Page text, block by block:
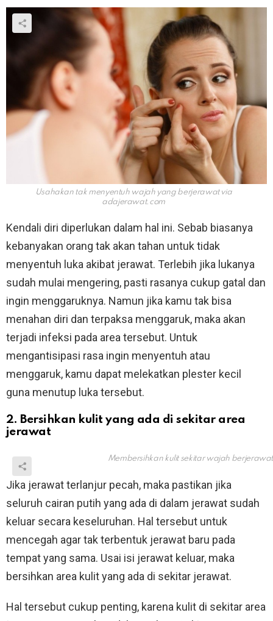
Usahakan tak menyentuh wajah yang berjerawat via
adajerawat.com
Kendali diri diperlukan dalam hal ini. Sebab biasanya
kebanyakan orang tak akan tahan untuk tidak
menyentuh luka akibat jerawat. Terlebih jika lukanya
sudah mulai mengering, pasti rasanya cukup gatal dan
ingin menggaruknya. Namun jika kamu tak bisa
menahan diri dan terpaksa menggaruk, maka akan
terjadi infeksi pada area tersebut. Untuk
mengantisipasi rasa ingin menyentuh atau
menggaruk, kamu dapat melekatkan plester kecil
guna menutup luka tersebut.
2. Bersihkan kulit yang ada di sekitar area
jerawat
Membersihkan kulit sekitar wajah
Jika jerawat terlanjur pecah, maka pastikan jika
seluruh cairan putih yang ada di dalam jerawat sudah
keluar secara keseluruhan. Hal tersebut untuk
mencegah agar tak terbentuk jerawat baru pada
tempat yang sama. Usai isi jerawat keluar, maka
bersihkan area kulit yang ada di sekitar jerawat.
Hal tersebut cukup penting, karena kulit di sekitar area